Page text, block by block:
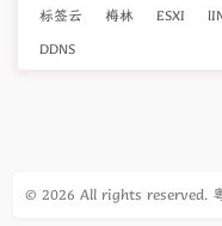
标签云
梅林 ESXI
DDNS
© 2026 All rights reserved.